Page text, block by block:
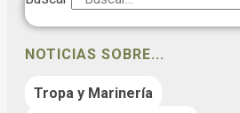
NOTICIAS SOBRE...
Tropa y Marinería